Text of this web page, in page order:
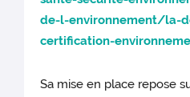
de-l-environnement/la-
certification-
Sa mise en place repose